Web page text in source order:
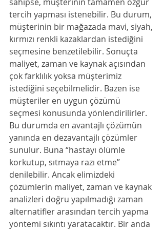
tercih yapması istenebilir. Bu durum,
müşterinin bir mağazada mavi, siyah,
kırmızı renkli kazaklardan istediğini
seçmesine benzetilebilir. Sonuçta
maliyet, zaman ve kaynak açısından
çok farklılık yoksa müşterimiz
istediğini seçebilmelidir. Bazen ise
müşteriler en uygun çözümü
seçmesi konusunda yönlendirilirler.
Bu durumda en avantajlı çözümün
yanında en dezavantajlı çözümler
sunulur. Buna “hastayı ölümle
korkutup, sıtmaya razı etme”
denilebilir. Ancak elimizdeki
çözümlerin maliyet, zaman ve kaynak
analizleri doğru yapılmadığı zaman
alternatifler arasından tercih yapma
yöntemi sıkıntı yaratacaktır. Bir anda